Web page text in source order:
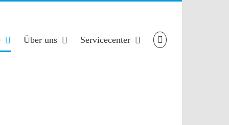
Über uns Servicecenter